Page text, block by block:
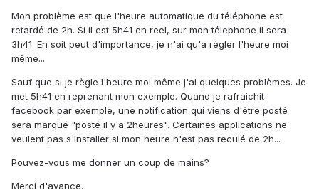
Mon problème est que l'heure automatique du téléphone est
retardé de 2h. Si il est 5h41 en reel, sur mon télephone il sera
3h41. En soit peut d'importance, je n'ai qu'a régler l'heure moi
même...
Sauf que si je règle l'heure moi même j'ai quelques problèmes. Je
met 5h41 en reprenant mon exemple. Quand je rafraichit
facebook par exemple, une notification qui viens d'être posté
sera marqué "posté il y a 2heures". Certaines applications ne
veulent pas s'installer si mon heure n'est pas reculé de 2h...
Pouvez-vous me donner un coup de mains?
Merci d'avance.